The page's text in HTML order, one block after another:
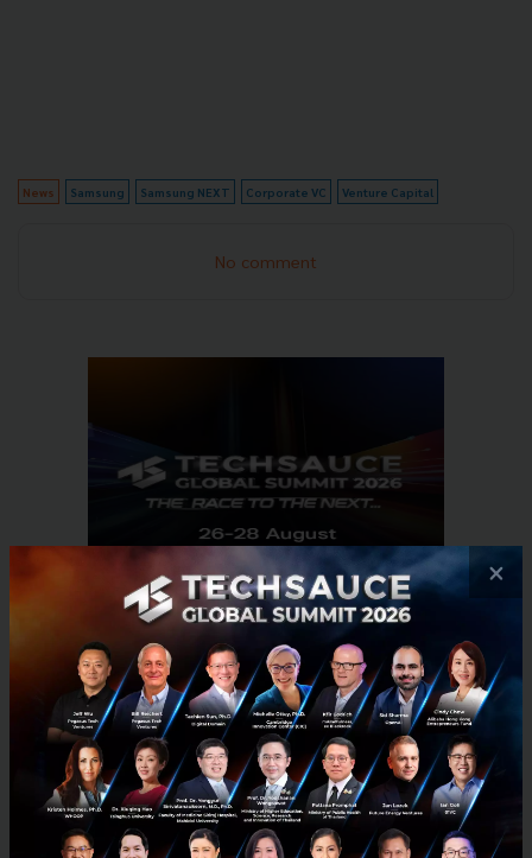
News Samsung Samsung NEXT Corporate VC Venture Capital
No comment
RELATED ARTICLE
×